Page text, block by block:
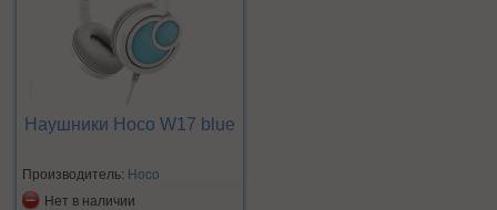
Наушники Hoco W17 blue
Производитель: Hoco
Нет в наличии